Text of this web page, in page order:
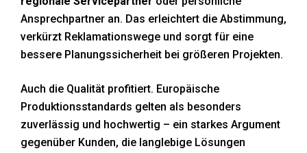
Ansprechpartner an. Das erleichtert die Abstimmung,
verkürzt Reklamationswege und sorgt für eine
bessere Planungssicherheit bei größeren Projekten.
Auch die Qualität profitiert. Europäische
Produktionsstandards gelten als besonders
zuverlässig und hochwertig – ein starkes Argument
gegenüber Kunden, die langlebige Lösungen